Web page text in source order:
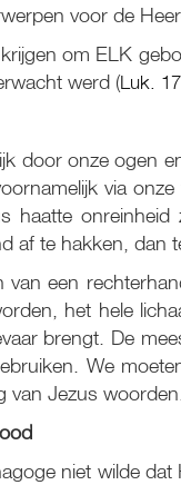
voor de
om ELK
werd (Luk.
door onze ogen
via
haatte
af te hakken, dan
een
het hele
brengt. De
We
van Jezus woorden.
niet wilde